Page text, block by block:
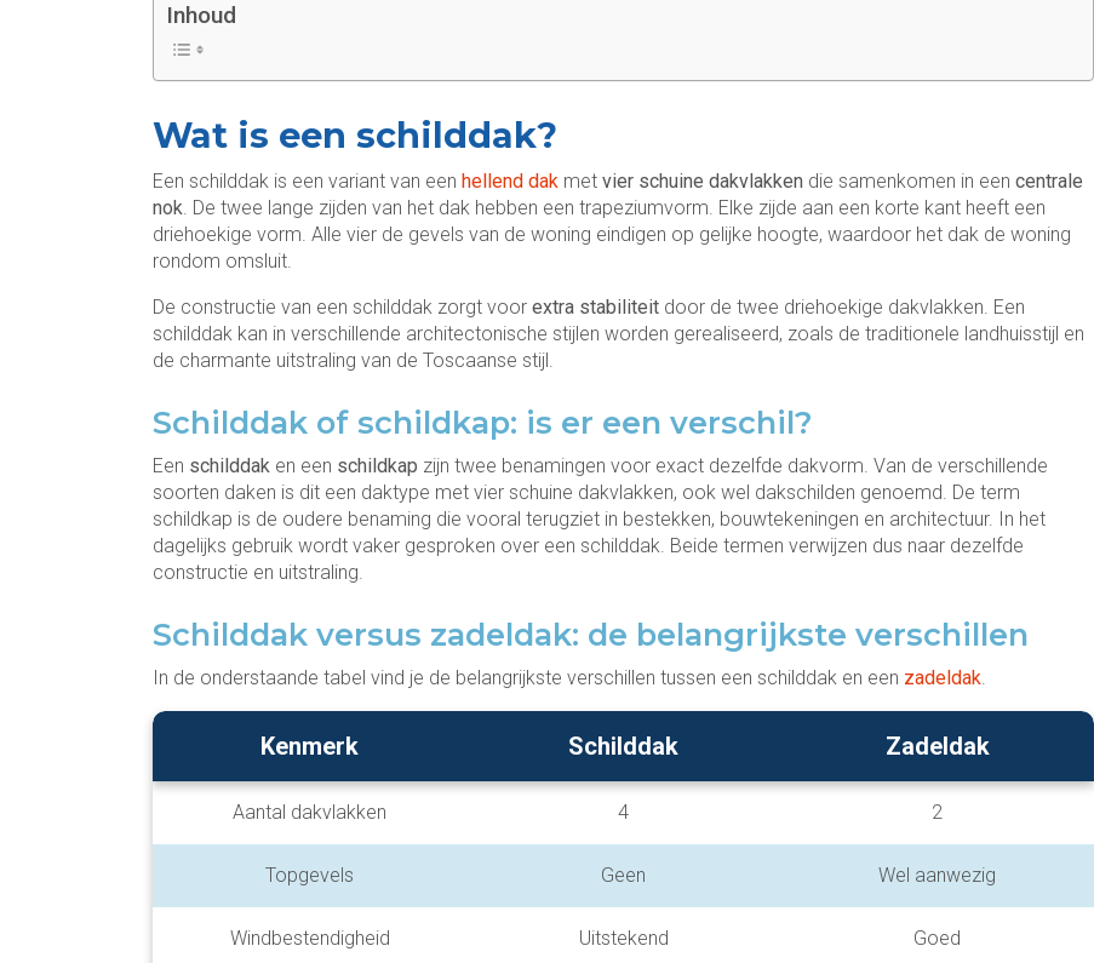
Inhoud
Wat is een schilddak?
Een schilddak is een variant van een hellend dak met vier schuine dakvlakken die samenkomen in een centrale
nok. De twee lange zijden van het dak hebben een trapeziumvorm. Elke zijde aan een korte kant heeft een
driehoekige vorm. Alle vier de gevels van de woning eindigen op gelijke hoogte, waardoor het dak de woning
rondom omsluit.
De constructie van een schilddak zorgt voor extra stabiliteit door de twee driehoekige dakvlakken. Een
schilddak kan in verschillende architectonische stijlen worden gerealiseerd, zoals de traditionele landhuisstijl en
de charmante uitstraling van de Toscaanse stijl.
Schilddak of schildkap: is er een verschil?
Een schilddak en een schildkap zijn twee benamingen voor exact dezelfde dakvorm. Van de verschillende
soorten daken is dit een daktype met vier schuine dakvlakken, ook wel dakschilden genoemd. De term
schildkap is de oudere benaming die vooral terugziet in bestekken, bouwtekeningen en architectuur. In het
dagelijks gebruik wordt vaker gesproken over een schilddak. Beide termen verwijzen dus naar dezelfde
constructie en uitstraling.
Schilddak versus zadeldak: de belangrijkste verschillen
In de onderstaande tabel vind je de belangrijkste verschillen tussen een schilddak en een zadeldak.
Kenmerk Schilddak Zadeldak
Aantal dakvlakken 4 2
Topgevels Geen Wel aanwezig
Windbestendigheid Uitstekend Goed